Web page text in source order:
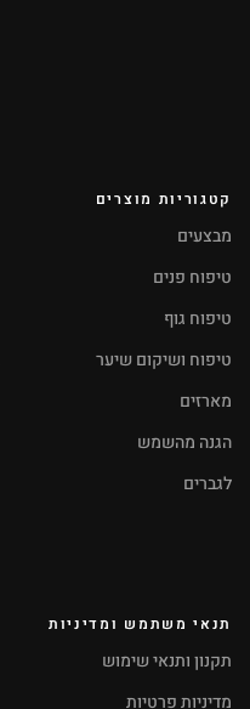
קטגוריות מוצרים
מבצעים
טיפוח פנים
טיפוח גוף
טיפוח ושיקום שיער
מארזים
הגנה מהשמש
לגברים
תנאי משתמש ומדיניות
תקנון ותנאי שימוש
מדיניות פרטיות